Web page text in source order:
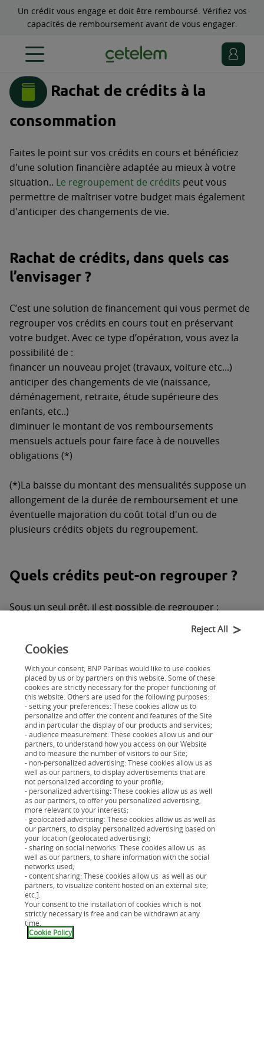
Un crédit vous engage et doit être remboursé. Vérifiez vos
capacités de remboursement avant de vous engager.
Rachat de crédits à la
consommation
Faites le point sur vos crédits en cours et bénéficiez
d'une solution financière adaptée au mieux à votre
situation.. Le regroupement de crédits peut vous
permettre de maîtriser votre budget mais également
d'anticiper des changements de vie.
Rachat de crédits, dans quels cas
l’envisager ?
C’est une solution de financement qui vous permet de
regrouper vos crédits en cours tout en préservant
votre budget. Avec ce type d’opération, vous avez la
possibilité de :
financer un nouveau projet (travaux, voiture etc...)
anticiper des changements de vie (naissance,
déménagement, retraite, étude supérieure des
enfants, etc..)
diminuer le montant de vos remboursements
mensuels actuels pour faire face à de nouvelles
obligations (*)
(*)La baisse du montant des mensualités suppose un
allongement de la durée de remboursement et une
éventuelle majoration du coût total d'un ou de
plusieurs crédits objets du regroupement.
Quels crédits peut-on regrouper ?
Sous un seul prêt, il est possible de regrouper :
un ou plusieurs crédits immobiliers
un découvert bancaire.
Démarches à effectuer pour un
rachat de crédits
Lorsque vous souhaitez faire un rachat de crédits,
vous devez effectuer une demande de prêt, ce
nouveau prêt regroupant alors vos crédits en cours. A
partir des informations et des justificatifs que vous
devrez lui fournir, l’établissement de crédit analysera
votre situation personnelle et financière et vous
proposera la solution adaptée au mieux à vos besoins.
Dans certains cas de regroupement de crédits, une
garantie hypothécaire sur votre bien immobilier
pourra vous être demandée.
Pour prendre votre décision
Cookies
With your consent, BNP Paribas would like to use cookies
placed by us or by partners on this website. Some of these
cookies are strictly necessary for the proper functioning of
this website. Others are used for the following purposes:
- setting your preferences: These cookies allow us to
personalize and offer the content and features of the Site
and in particular the display of our products and services;
- audience measurement: These cookies allow us and our
partners, to understand how you access on our Website
and to measure the number of visitors to our Site;
- non-personalized advertising: These cookies allow us as
well as our partners, to display advertisements that are
not personalized according to your profile;
- personalized advertising: These cookies allow us as well
as our partners, to offer you personalized advertising,
more relevant to your interests;
- geolocated advertising: These cookies allow us as well as
our partners, to display personalized advertising based on
your location (geolocated advertising);
- sharing on social networks: These cookies allow us as
well as our partners, to share information with the social
networks used;
- content sharing: These cookies allow us as well as our
partners, to visualize content hosted on an external site;
etc.].
Your consent to the installation of cookies which is not
strictly necessary is free and can be withdrawn at any
time.
Cookie Policy
Reject All